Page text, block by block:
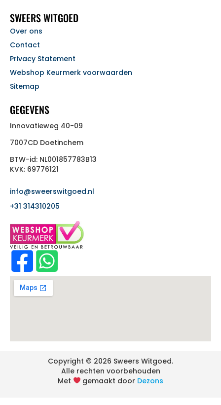
SWEERS WITGOED
Over ons
Contact
Privacy Statement
Webshop Keurmerk voorwaarden
Sitemap
GEGEVENS
Innovatieweg 40-09
7007CD Doetinchem
BTW-id: NL001857783B13
KVK: 69776121
info@sweerswitgoed.nl
+31 314310205
Met gemaakt door Dezons
Copyright © 2026 Sweers Witgoed.
Alle rechten voorbehouden